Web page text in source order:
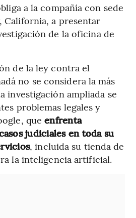
a la compañía con sede
California, a presentar
de la oficina de
de la ley contra el
no se considera la más
investigación ampliada se
problemas legales y
queenfrenta
judiciales en toda su
, incluida su tienda de
la inteligencia artificial.